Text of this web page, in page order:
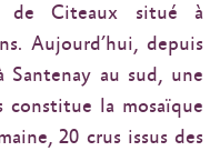
de Citeaux situé à
Aujourd’hui, depuis
Santenay au sud, une
la mosaïque
20 crus issus des